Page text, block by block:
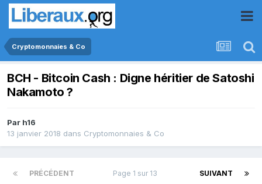
Cryptomonnaies & Co
BCH - Bitcoin Cash : Digne héritier de Satoshi
Nakamoto ?
Par h16
13 janvier 2018 dans Cryptomonnaies & Co
PRÉCÉDENT SUIVANT
Page 1 sur 13